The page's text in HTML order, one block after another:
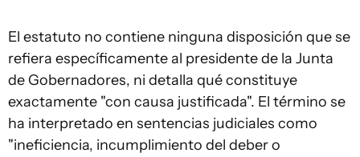
El estatuto no contiene ninguna disposición que se
refiera específicamente al presidente de la Junta
de Gobernadores, ni detalla qué constituye
exactamente "con causa justificada". El término se
ha interpretado en sentencias judiciales como
"ineficiencia, incumplimiento del deber o